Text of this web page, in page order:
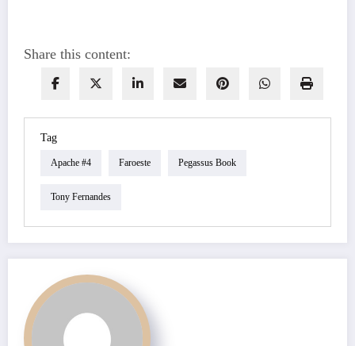
Share this content:
Tag
Apache #4 Faroeste Pegassus Book
Tony Fernandes